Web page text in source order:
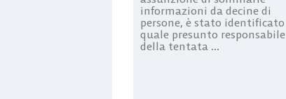
informazioni da decine di
persone, è stato identificato
quale presunto responsabile
della tentata ...